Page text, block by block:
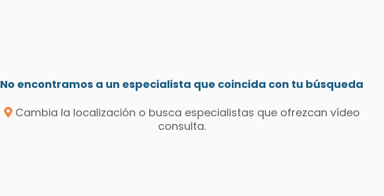
No encontramos a un especialista que coincida con tu búsqueda
Cambia la localización o busca especialistas que ofrezcan vídeo
consulta.